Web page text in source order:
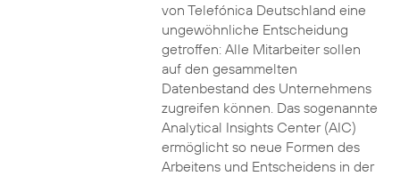
von Telefónica Deutschland eine
ungewöhnliche Entscheidung
getroffen: Alle Mitarbeiter sollen
auf den gesammelten
Datenbestand des Unternehmens
zugreifen können. Das sogenannte
Analytical Insights Center (AIC)
ermöglicht so neue Formen des
Arbeitens und Entscheidens in der